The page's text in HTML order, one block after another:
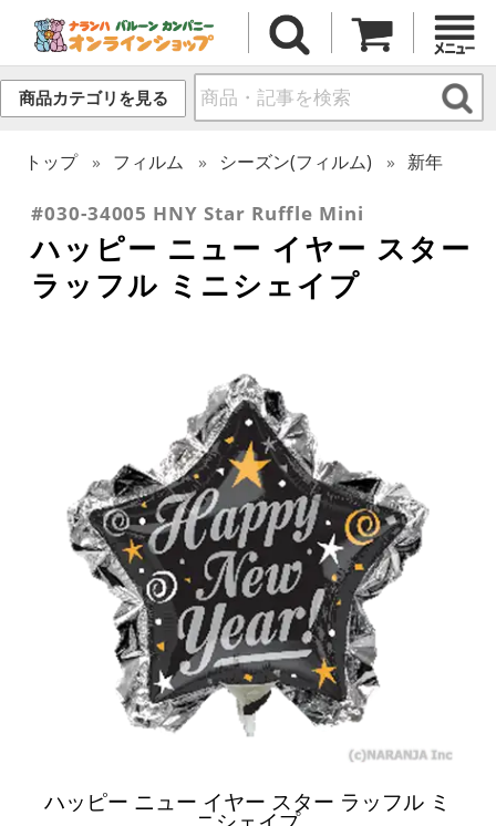
商品カテゴリを見る
トップ フィルム シーズン(フィルム) 新年
#030-34005 HNY Star Ruffle Mini
ハッピー ニュー イヤー スター
ラッフル ミニシェイプ
ハッピー ニュー イヤー スター ラッフル ミ